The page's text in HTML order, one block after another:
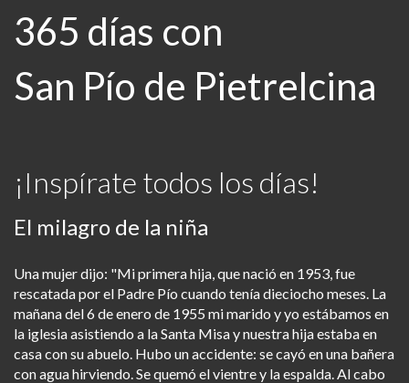
365 días con
San Pío de Pietrelcina
¡Inspírate todos los días!
El milagro de la niña
Una mujer dijo: "Mi primera hija, que nació en 1953, fue
rescatada por el Padre Pío cuando tenía dieciocho meses. La
mañana del 6 de enero de 1955 mi marido y yo estábamos en
la iglesia asistiendo a la Santa Misa y nuestra hija estaba en
casa con su abuelo. Hubo un accidente: se cayó en una bañera
con agua hirviendo. Se quemó el vientre y la espalda. Al cabo